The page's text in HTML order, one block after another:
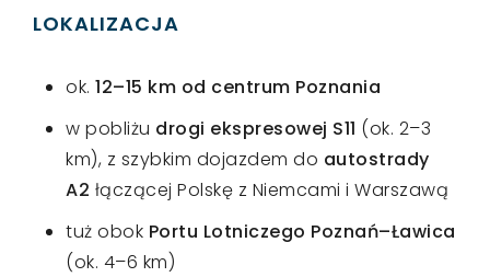
LOKALIZACJA
ok. 12–15 km od centrum Poznania
w pobliżu drogi ekspresowej S11 (ok. 2–3
km), z szybkim dojazdem do autostrady
A2 łączącej Polskę z Niemcami i Warszawą
tuż obok Portu Lotniczego Poznań–Ławica
(ok. 4–6 km)